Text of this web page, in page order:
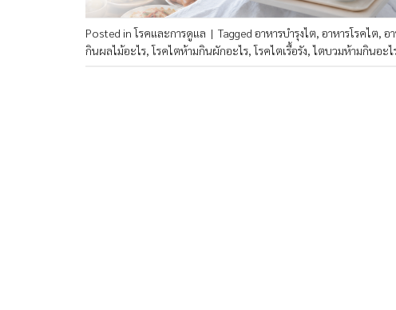
Posted inโรคและการดูแล | Tagged อาหารบำรุงไต, อาหารโรคไต, อ
กินผลไม้อะไร,โรคไตห้ามกินผักอะไร,โรคไตเรื้อรัง,ไตบวมห้ามกินอะไ